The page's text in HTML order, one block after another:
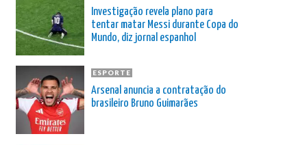
Investigação revela plano para
tentar matar Messi durante Copa do
Mundo, diz jornal espanhol
ESPORTE
Arsenal anuncia a contratação do
brasileiro Bruno Guimarães